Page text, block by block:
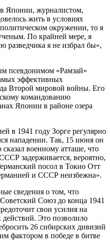
Японии, журналистом,
жить в условиях
окружении, то я
По крайней мере, я
я не избрал бы»,
псевдонимом «Рамзай»
эффективных
Второй мировой войны. Его
командованию
Японии в районе озера
в 1941 году Зорге регулярно
нападении. Так, 15 июня он
военному атташе, что
задерживается, вероятно,
посол в Токио Отт
и СССР неизбежна».
сведения о том, что
Союз до конца 1941
свои усилия на
действий. Это позволило
26 сибирских дивизий
фактором в победе в битве